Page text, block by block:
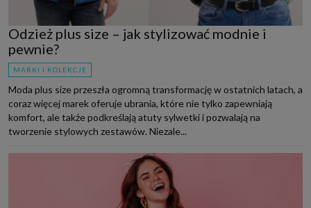
Odzież plus size – jak stylizować modnie i
pewnie?
MARKI I KOLEKCJE
Moda plus size przeszła ogromną transformację w ostatnich latach, a
coraz więcej marek oferuje ubrania, które nie tylko zapewniają
komfort, ale także podkreślają atuty sylwetki i pozwalają na
tworzenie stylowych zestawów. Niezale...